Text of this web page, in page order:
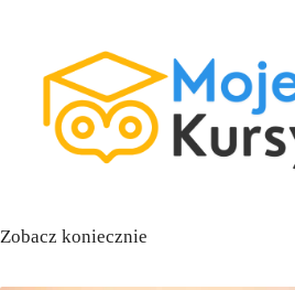
Zobacz koniecznie